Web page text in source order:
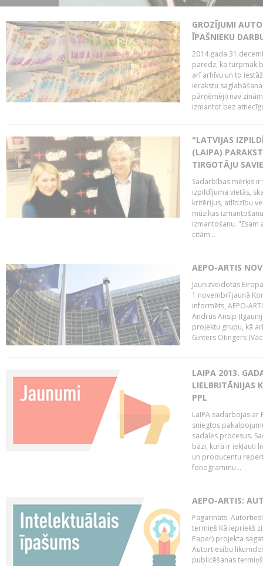
GROZĪJUMI
ĪPAŠNIEKU
2014.gada
paredz, ka turpmāk
arī arhīvu un to
ierakstu
pārņēmēji) nav
izmantot bez
"LATVIJAS
(LAIPA)
TIRGOTĀJU
Sadarbības mērķis
izpildījuma vietās,
kritērijus, atlīdzību
mūzikas
izmantošanu.
citām...
AEPO-ARTIS
Jaunizveidotās
1.novembrī jaunā
informēts, AEPO-
Andrus Ansip
projektu grupu, kā
Ginters Otingers
LAIPA 2013.
LIELBRITĀNIJAS
PPL
LaIPA sadarbojas
sniegtos
sadales procesus.
bāzi, kurā ir iekļauti
un producentu
fonogrammu...
AEPO-ARTIS:
Pagarināts
termiņš Kā iepriekš
Paper) projekta
Autortiesību
publicēšanas